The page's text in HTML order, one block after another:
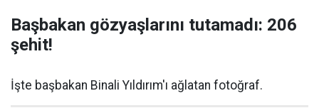
Başbakan gözyaşlarını tutamadı: 206
şehit!
İşte başbakan Binali Yıldırım'ı ağlatan fotoğraf.